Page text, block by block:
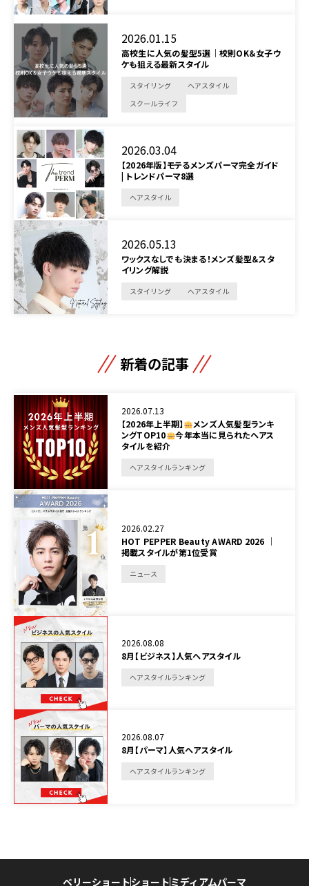
2026.01.15
高校生に人気の髪型5選｜校則OK＆女子ウ
ケも狙える最新スタイル
スタイリング
ヘアスタイル
スクールライフ
2026.03.04
【2026年版】モテるメンズパーマ完全ガイド
| トレンドパーマ8選
ヘアスタイル
2026.05.13
ワックスなしでも決まる！メンズ髪型＆スタ
イリング解説
スタイリング ヘアスタイル
新着の記事
2026.07.13
【2026年上半期】
メンズ人気髪型ランキ
ングTOP10
今年本当に見られたヘアス
タイルを紹介
ヘアスタイルランキング
2026.02.27
HOT PEPPER Beauty AWARD 2026 │
掲載スタイルが第1位受賞
ニュース
2026.08.08
8月【ビジネス】人気ヘアスタイル
ヘアスタイルランキング
2026.08.07
8月【パーマ】人気ヘアスタイル
ヘアスタイルランキング
ベリーショートショート ミディアムパーマ